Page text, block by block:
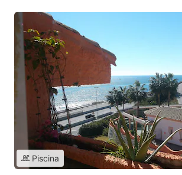
Piscina